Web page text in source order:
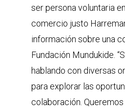
ser persona voluntaria
comercio justo
información sobre una
Fundación Mundukide.
hablando con diversas
para explorar las
colaboración. Queremos